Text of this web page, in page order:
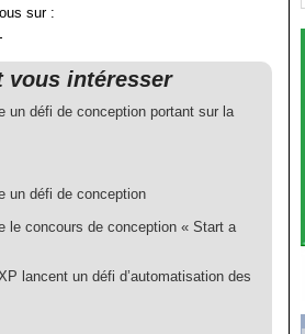
sur :
vous intéresser
un défi de conception portant sur la
un défi de conception
le concours de conception « Start a
lancent un défi d’automatisation des